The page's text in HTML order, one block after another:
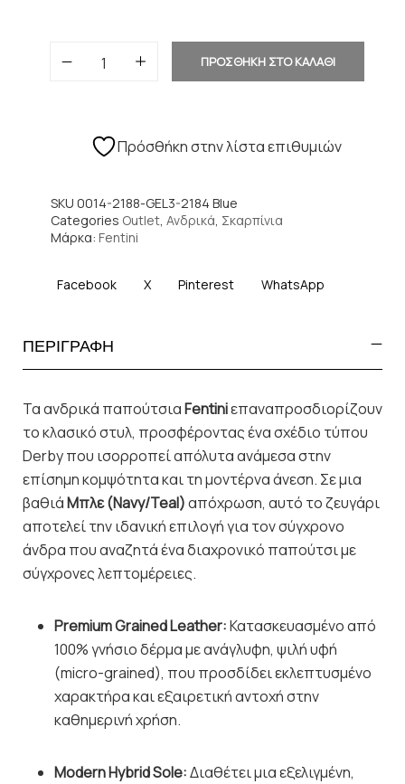
ΠΡΟΣΘΗΚΗ ΣΤΟ ΚΑΛΑΘΙ
Πρόσθήκη στην λίστα επιθυμιών
SKU 0014-2188-GEL3-2184 Blue
Categories Outlet, Ανδρικά, Σκαρπίνια
Μάρκα: Fentini
Facebook X Pinterest WhatsApp
ΠΕΡΙΓΡΑΦΗ
Τα ανδρικά παπούτσιαFentiniεπαναπροσδιορίζουν
το κλασικό στυλ, προσφέροντας ένα σχέδιο τύπου
Derby που ισορροπεί απόλυτα ανάμεσα στην
επίσημη κομψότητα και τη μοντέρνα άνεση. Σε μια
βαθιάΜπλε (Navy/Teal)απόχρωση, αυτό το ζευγάρι
αποτελεί την ιδανική επιλογή για τον σύγχρονο
άνδρα που αναζητά ένα διαχρονικό παπούτσι με
σύγχρονες λεπτομέρειες.
Premium Grained Leather:Κατασκευασμένο από
100% γνήσιο δέρμα με ανάγλυφη, ψιλή υφή
(micro-grained), που προσδίδει εκλεπτυσμένο
χαρακτήρα και εξαιρετική αντοχή στην
καθημερινή χρήση.
Modern Hybrid Sole:Διαθέτει μια εξελιγμένη,